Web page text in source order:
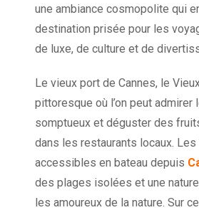
une ambiance cosmopolite qui
destination prisée pour les
de luxe, de culture et de
Le vieux port de Cannes, le
pittoresque où l’on peut admirer
somptueux et déguster des
dans les restaurants locaux.
accessibles en bateau depuis
des plages isolées et une
les amoureux de la nature. Sur